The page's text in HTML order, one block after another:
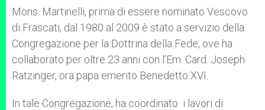
Mons. Martinelli, prima di essere nominato Vescovo
di Frascati, dal 1980 al 2009 è stato a servizio della
Congregazione per la Dottrina della Fede, ove ha
collaborato per oltre 23 anni con l’Em. Card. Joseph
Ratzinger, ora papa emerito Benedetto XVI.
In tale Congregazione, ha coordinato i lavori di